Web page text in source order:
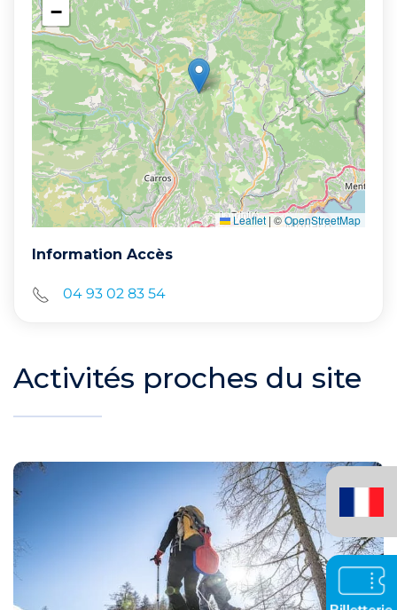
−
Leaflet | ©OpenStreetMap
Information Accès
04 93 02 83 54
Activités proches du site